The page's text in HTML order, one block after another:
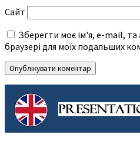
Сайт
Зберегти моє ім'я, e-mail, та
браузері для моїх подальших